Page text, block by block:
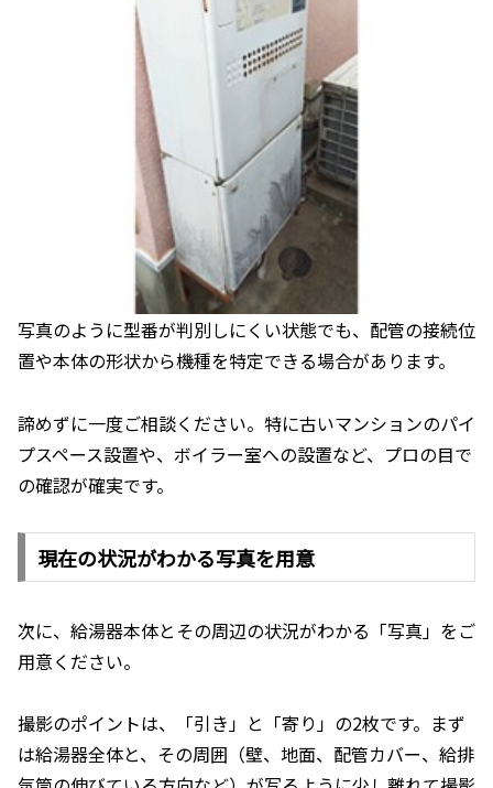
写真のように型番が判別しにくい状態でも、配管の接続位
置や本体の形状から機種を特定できる場合があります。
諦めずに一度ご相談ください。特に古いマンションのパイ
プスペース設置や、ボイラー室への設置など、プロの目で
の確認が確実です。
現在の状況がわかる写真を用意
次に、給湯器本体とその周辺の状況がわかる「写真」をご
用意ください。
撮影のポイントは、「引き」と「寄り」の2枚です。まず
は給湯器全体と、その周囲（壁、地面、配管カバー、給排